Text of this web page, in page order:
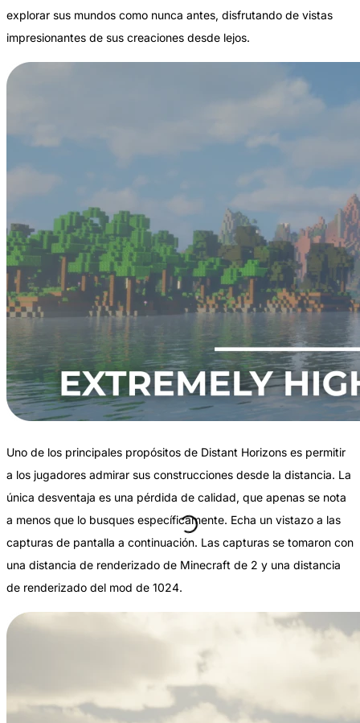
explorar sus mundos como nunca antes, disfrutando de vistas
impresionantes de sus creaciones desde lejos.
Uno de los principales propósitos de Distant Horizons es permitir
a los jugadores admirar sus construcciones desde la distancia. La
única desventaja es una pérdida de calidad, que apenas se nota
a menos que lo busques específicamente. Echa un vistazo a las
capturas de pantalla a continuación. Las capturas se tomaron con
una distancia de renderizado de Minecraft de 2 y una distancia
de renderizado del mod de 1024.